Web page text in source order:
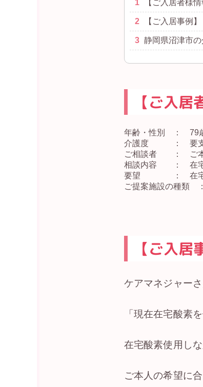
1 【ご入居者様情
2 【ご入居事例】
3 静岡県沼津市
【ご入居
年齢・性別 ： 79
介護度 ： 要支
ご相談者 ： ご
相談内容 ： 在宅
要望 ： 在宅酸素
ご提案施設の種類
【ご入居
ケアマネジャー
「現在在宅酸素
在宅酸素使用し
ご本人の希望に